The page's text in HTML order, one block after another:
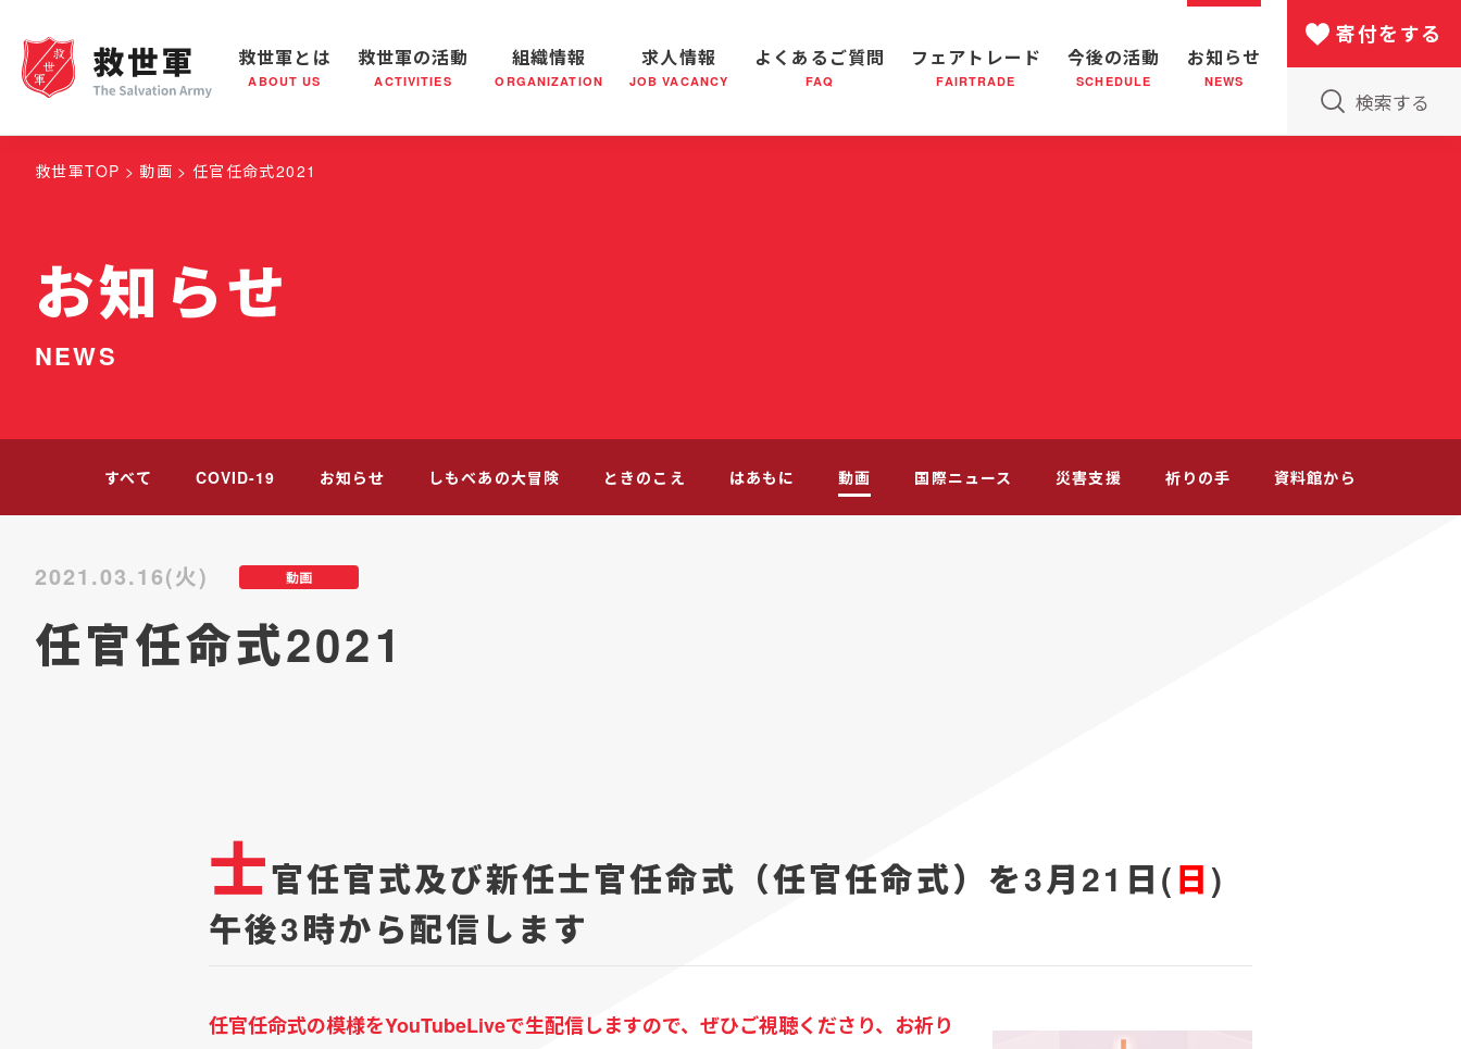
救世軍とは
ABOUT US
救世軍とは 世界が抱えている社会問題 救世軍の成り立ち 軍隊形式について 私たちの目指す未来 小隊(教会)のはたらき 日本における救世軍の130年
救世軍の活動
ACTIVITIES
救世軍の活動 社会鍋 社会鍋物語 音楽活動 救世軍ブラスバンドのCD バザー 災害支援
組織情報
ORGANIZATION
組織概要 全国の小隊(教会)等について 医療・社会福祉事業 出版物のご案内
求人情報
JOB VACANCY
よくあるご質問
FAQ
フェアトレード
FAIRTRADE
今後の活動
SCHEDULE
お知らせ
NEWS
検索する
寄付をする
救世軍TOP 動画 任官任命式2021
お知らせ
NEWS
すべて COVID-19 お知らせ しもべあの大冒険 ときのこえ はあもに 動画 国際ニュース 災害支援 祈りの手 資料館から
動画
2021.03.16(火)
任官任命式2021
士官任官式及び新任士官任命式（任官任命式）を3月21日(日)
午後3時から配信します
任官任命式の模様をYouTubeLiveで生配信しますので、ぜひご視聴くださり、お祈り